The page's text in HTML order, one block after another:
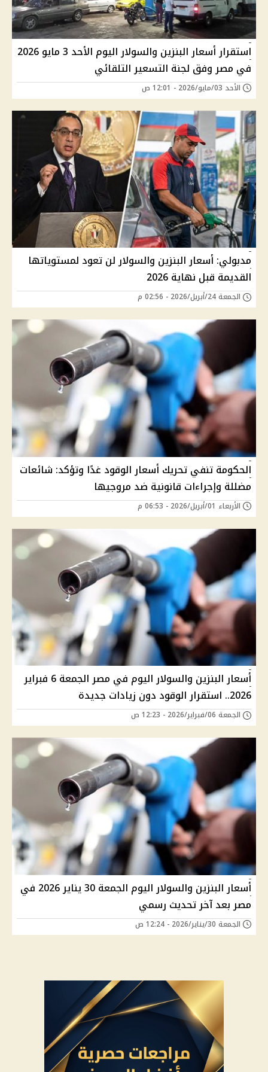
استقرار أسعار البنزين والسولار اليوم الأحد 3 مايو 2026
في مصر وفق لجنة التسعير التلقائي
الأحد 03/مايو/2026 - 12:01 ص
مدبولي: أسعار البنزين والسولار لن تعود لمستوياتها
القديمة قبل نهاية 2026
الجمعة 24/أبريل/2026 - 02:56 م
الحكومة تنفي تحريك أسعار الوقود غدًا وتؤكد: شائعات
مضللة وإجراءات قانونية ضد مروجيها
الأربعاء 01/أبريل/2026 - 06:53 م
أسعار البنزين والسولار اليوم في مصر الجمعة 6 فبراير
2026.. استقرار الوقود دون زيادات جديدة
الجمعة 06/فبراير/2026 - 12:23 ص
أسعار البنزين والسولار اليوم الجمعة 30 يناير 2026 في
مصر بعد آخر تحديث رسمي
الجمعة 30/يناير/2026 - 12:24 ص